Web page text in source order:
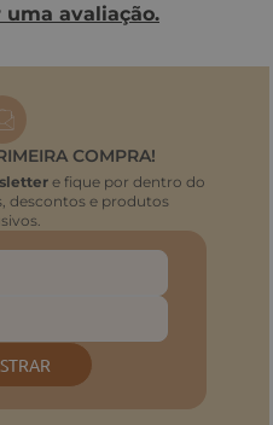
uma avaliação.
COMPRA!
e fique por dentro do
descontos e produtos